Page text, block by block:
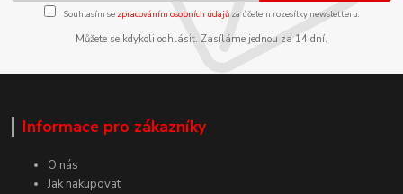
Souhlasím se zpracováním osobních údajůza účelem rozesílky newsletteru.
Můžete se kdykoli odhlásit. Zasíláme jednou za 14 dní.
Informace pro zákazníky
O nás
Jak nakupovat